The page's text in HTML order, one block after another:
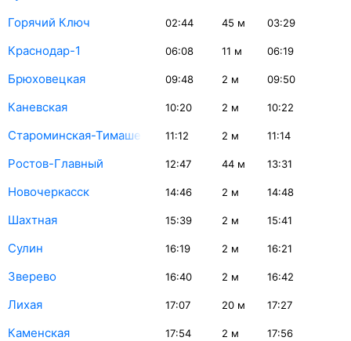
Горячий Ключ 02:44 45 м 03:29
Краснодар-1 06:08 11 м 06:19
Брюховецкая 09:48 2 м 09:50
Каневская 10:20 2 м 10:22
Староминская-Тимашевская11:12 2 м 11:14
Ростов-Главный 12:47 44 м 13:31
Новочеркасск 14:46 2 м 14:48
Шахтная 15:39 2 м 15:41
Сулин 16:19 2 м 16:21
Зверево 16:40 2 м 16:42
Лихая 17:07 20 м 17:27
Каменская 17:54 2 м 17:56